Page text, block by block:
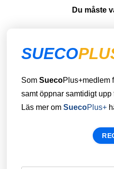
Du måste
SUECO
Som SuecoPlus+medlem
samt öppnar samtidigt
Läs mer om SuecoPlus+